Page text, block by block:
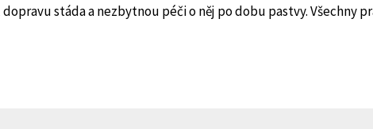
stáda a nezbytnou péči o něj po dobu pastvy. Všechny